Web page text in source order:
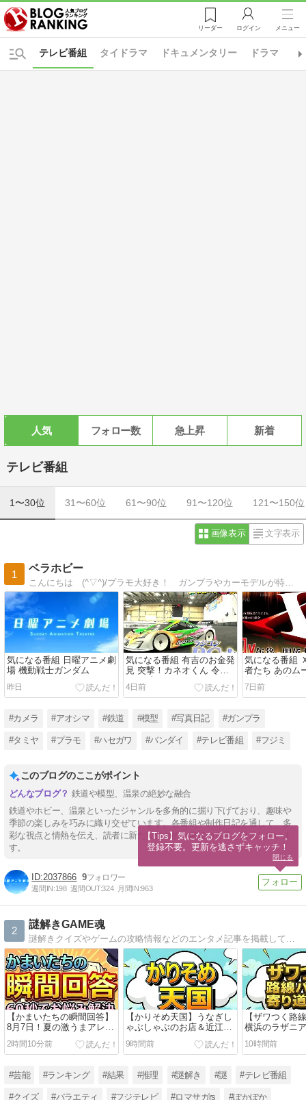
リーダー ログイン メニュー
タイドラマ ドキュメンタリー ドラマ
テレビ番組
人気 フォロー数 急上昇 新着
テレビ番組
1〜30位 31〜60位 61〜90位 91〜120位 121〜150位
画像表示 文字表示
1
ベラホビー
こんにちは (^▽^)/プラモ大好き！ ガンプラやカーモデルが特に好きです。。。あと気になるテレビ番組も探索、共有してますが、かなーり偏ってます。。。よろしく、おねがいします。
気になる番組 日曜アニメ劇
場 機動戦士ガンダム
昨日
気になる番組 有吉のお金発
見 突撃！カネオくん 令和
に再ブーム！RCカー
4日前
気になる番組
者たち あのム
舞台裏 超合金
7日前
#カメラ #アオシマ #鉄道 #模型 #写真日記 #ガンプラ
#タミヤ #プラモ #ハセガワ #バンダイ #テレビ番組 #フジミ
このブログのここがポイント
鉄道や模型、温泉の絶妙な融合
鉄道やホビー、温泉といったジャンルを多角的に掘り下げており、趣味や
季節の楽しみを巧みに織り交ぜています。各番組や制作日記を通して、多
彩な視点と情熱を伝え、読者に新たな魅力的な趣味の世界を提示していま
す。
2037866 9
週間IN:198 週間OUT:324 月間IN:963
2
謎解きGAME魂
謎解きクイズやゲームの攻略情報などのエンタメ記事を掲載しています。ゲームは主にロマサガRS、ロマサガ2リメイク、ドラクエ3リメイク、モンハンライズ、桃鉄、原神、アサクリオデッセイなどの攻略記事があります。
【かまいたちの瞬間回答】
8月7日！夏の激うまアレン
ジレシピ＆焼肉きんぐラザ
ニア・丸亀製麺明太リゾッ
2時間10分前
【かりそめ天国】うなぎし
ゃぶしゃぶのお店＆近江牛
の宿はどこ？大津「おゝ
杉」＆信楽「欅の宿 縁」を
9時間前
【ザワつく路
横浜のラザニ
こ？相鉄ジョ
ビカ」＆崎陽
10時間前
#芸能 #ランキング #結果 #推理 #謎解き #謎 #テレビ番組
#クイズ #バラエティ #フジテレビ #ロマサガrs #ぽかぽか
【Tips】気になるブログをフォロー。
登録不要。更新を逃さずキャッチ！
閉じる